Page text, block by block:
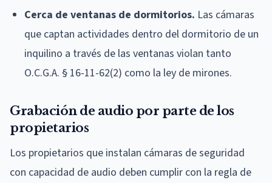
Cerca de ventanas de dormitorios. Las cámaras
que captan actividades dentro del dormitorio de un
inquilino a través de las ventanas violan tanto
O.C.G.A. § 16-11-62(2) como la ley de mirones.
Grabación de audio por parte de los
propietarios
Los propietarios que instalan cámaras de seguridad
con capacidad de audio deben cumplir con la regla de